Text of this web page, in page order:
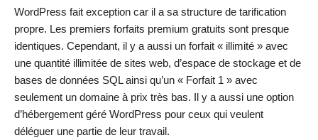
WordPress fait exception car il a sa structure de tarification
propre. Les premiers forfaits premium gratuits sont presque
identiques. Cependant, il y a aussi un forfait « illimité » avec
une quantité illimitée de sites web, d’espace de stockage et de
bases de données SQL ainsi qu’un « Forfait 1 » avec
seulement un domaine à prix très bas. Il y a aussi une option
d’hébergement géré WordPress pour ceux qui veulent
déléguer une partie de leur travail.